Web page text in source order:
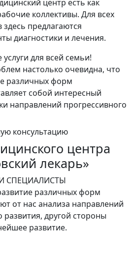
центр есть как
коллективы. Для всех
предлагаются
диагностики и лечения.
для всей семьи!
настолько очевидна, что
различных форм
собой интересный
направлений прогрессивного
консультацию
центра
лекарь»
СПЕЦИАЛИСТЫ
различных форм
от нас анализа направлений
развития, другой стороны
развитие.